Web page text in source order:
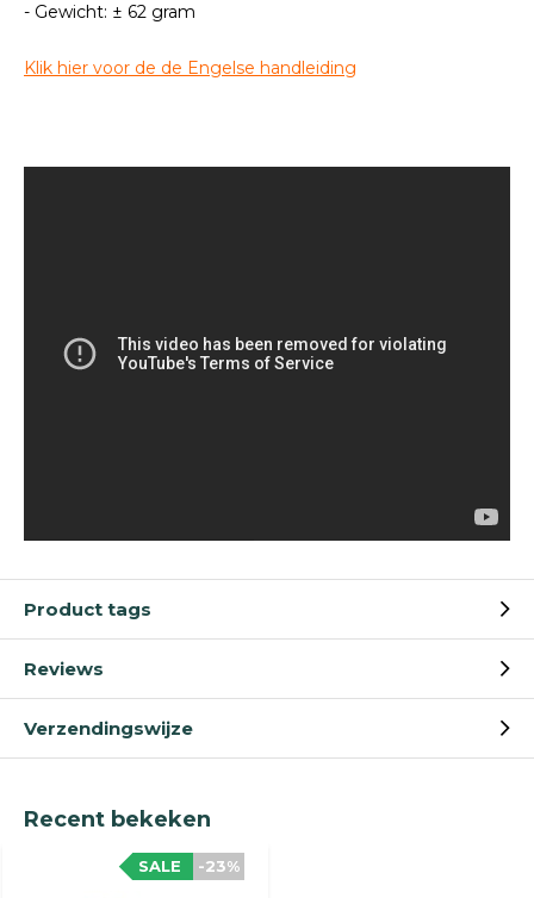
- Gewicht: ± 62 gram
Klik hier voor de de Engelse handleiding
Product tags
Reviews
Verzendingswijze
Recent bekeken
-23%
SALE